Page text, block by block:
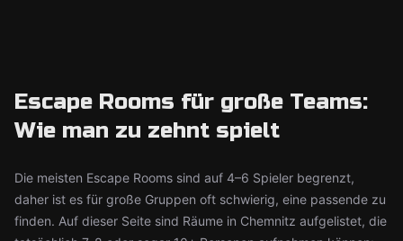
Escape Rooms für große Teams:
Wie man zu zehnt spielt
Die meisten Escape Rooms sind auf 4–6 Spieler begrenzt,
daher ist es für große Gruppen oft schwierig, eine passende zu
finden. Auf dieser Seite sind Räume in Chemnitz aufgelistet, die